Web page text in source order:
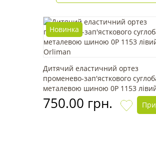
Новинка
Дитячий еластичний ортез
променево-зап'ясткового
металевою шиною 0P 1153
Orliman
750.00 грн.